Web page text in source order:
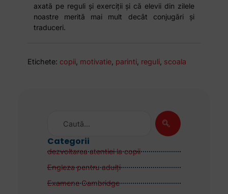
axată pe reguli și exerciții și că elevii din zilele
noastre merită mai mult decât conjugări și
traduceri.
Etichete: copii, motivatie, parinti, reguli, scoala
Categorii
dezvoltarea atentiei la copii
Engleza pentru adulţi
Examene Cambridge